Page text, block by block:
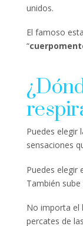
unidos.
El famoso
“
Puedes elegir
sensaciones
Puedes elegir
También sube
No importa el
percates de